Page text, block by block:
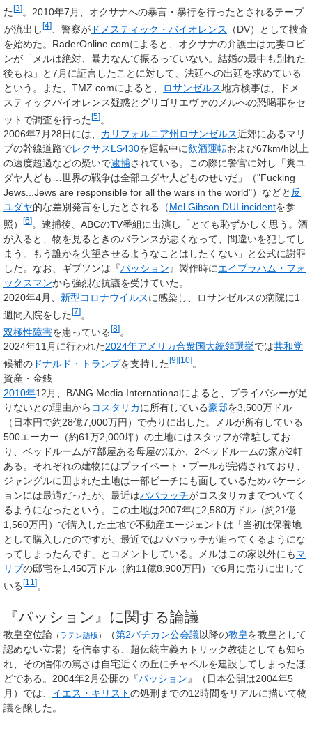
た [3] 。2010年7月、オクサナへの暴言・暴行を行ったとされるテープ
が流出し[4] 、警察が ドメスティック・バイオレンス
（DV）として捜査
を始めた。RaderOnline.comによると、オクサナの弁護士は元妻ロビ
ンが「メルは絶対、暴力なんて振るっていない。結婚の最中も別れた
後もね」と7月に証言したことに対して、法廷への出廷を求めている
という。また、TMZ.comによると、
ロサンゼルス地方検事は、ドメ
スティックバイオレンス疑惑とグリゴリエヴァのメルへの恐喝罪をセ
ットで調査を行った[5]。
2006年7月28日には、 カリフォルニア州 ロサンゼルス近郊にあるマリ
ブの幹線道路でレクサスLS430を運転中に飲酒運転および67km/h以上
の速度超過などの疑いで逮捕されている。この際に警官に対し「糞ユ
ダヤ人ども…世界の戦争は全部ユダヤ人どものせいだ」（"Fucking
Jews...Jews are responsible for all the wars in the world"）などと 反
ユダヤ的な差別発言をしたとされる（Mel Gibson DUI incidentを参
照）
[6] 。逮捕後、ABCのTV番組に出演し「とても恥ずかしく思う。酒
が入ると、物を見るときのバランスが悪くなって、間違いを犯してし
まう。もう誰かを失望させるようなことはしたくない」と公式に謝罪
した。なお、ギブソンは『パッション 』製作時にエイブラハム・フォ
ックスマンから強烈な抗議を受けていた。
2020年4月、 新型コロナウイルスに感染し、ロサンゼルスの病院に1
週間入院をした[7]。
双極性障害を患っている[8]。
2024年11月に行われた2024年アメリカ合衆国大統領選挙では共和党
候補の ドナルド・トランプを支持した [9][10] 。
資産・金銭
2010年12月、BANG Media Internationalによると、プライバシーが足
りないとの理由から コスタリカに所有している豪邸を3,500万ドル
（日本円で約28億7,000万円）で売りに出した。メルが所有している
500エーカー（約61万2,000坪）の土地にはスタッフが常駐してお
り、ベッドルームが7部屋ある母屋のほか、2ベッドルームの家が2軒
ある。それぞれの建物にはプライベート・プールが完備されており、
ジャングルに囲まれた土地は一部ビーチにも面しているためバケーシ
ョンには最適だったが、最近はパパラッチがコスタリカまでついてく
るようになったという。この土地は2007年に2,580万ドル（約21億
1,560万円）で購入した土地で不動産エージェントは「当初は保養地
として購入したのですが、最近ではパパラッチが追ってくるようにな
ってしまったんです」とコメントしている。メルはこの家以外にもマ
リブの邸宅を1,450万ドル（約11億8,900万円）で6月に売りに出して
いる[11 ]。
『パッション』に関する論議
教皇空位論 （ ラテン語版 ） （第2バチカン公会議以降の教皇を教皇として
認めない立場）を信奉する、超伝統主義カトリック教徒としても知ら
れ、その信仰の篤さは自宅近くの丘にチャペルを建設してしまったほ
どである。2004年2月公開の『パッション』（日本公開は2004年5
月）では、 イエス・キリストの処刑までの12時間をリアルに描いて物
議を醸した。